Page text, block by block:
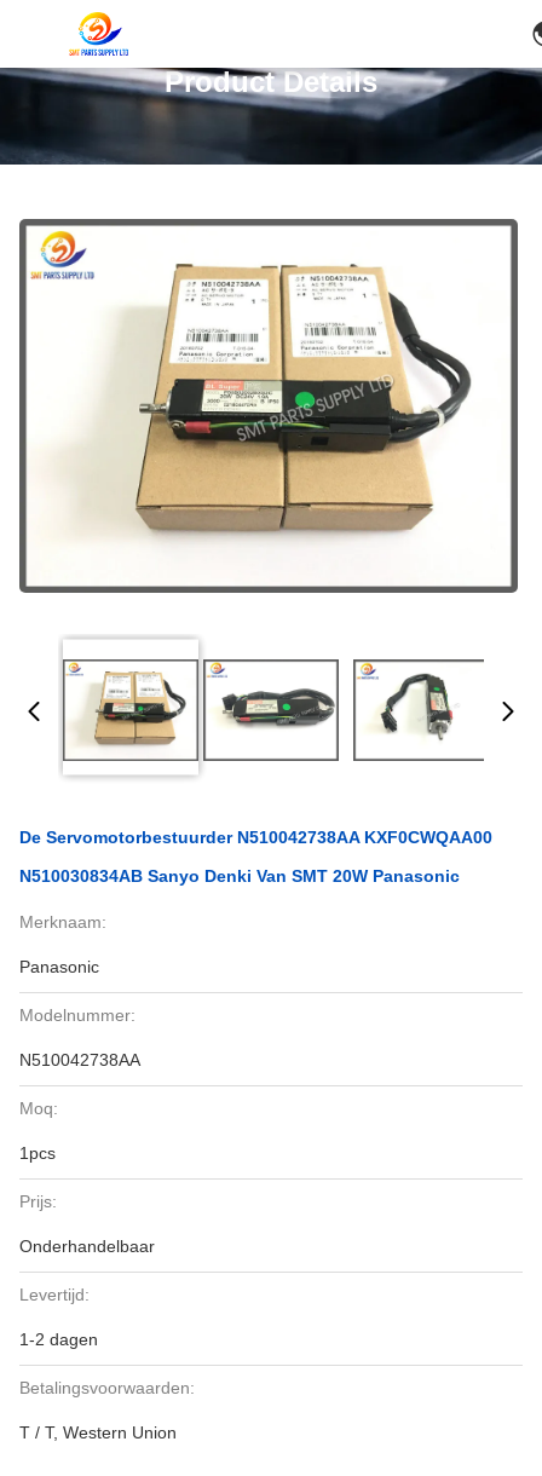
Product Details
De Servomotorbestuurder N510042738AA KXF0CWQAA00
N510030834AB Sanyo Denki Van SMT 20W Panasonic
Merknaam:
Panasonic
Modelnummer:
N510042738AA
Moq:
1pcs
Prijs:
Onderhandelbaar
Levertijd:
1-2 dagen
Betalingsvoorwaarden:
T / T, Western Union